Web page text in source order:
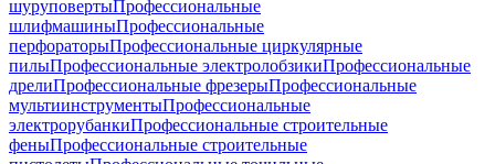
шуруповертыПрофессиональные
шлифмашиныПрофессиональные
перфораторыПрофессиональные циркулярные
пилыПрофессиональные электролобзикиПрофессиональные
дрелиПрофессиональные фрезерыПрофессиональные
мультиинструментыПрофессиональные
электрорубанкиПрофессиональные строительные
феныПрофессиональные строительные